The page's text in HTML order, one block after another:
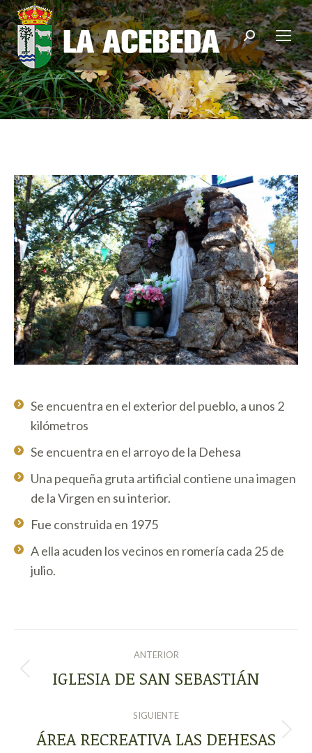
Buscar:
Se encuentra en el exterior del pueblo, a unos 2
kilómetros
Se encuentra en el arroyo de la Dehesa
Una pequeña gruta artificial contiene una imagen
de la Virgen en su interior.
Fue construida en 1975
A ella acuden los vecinos en romería cada 25 de
julio.
NAVEGACIÓN
ENTRE
PROYECTOS
ANTERIOR
Proyecto
IGLESIA DE SAN SEBASTIÁN
SIGUIENTE
Proyecto
ÁREA RECREATIVA LAS DEHESAS